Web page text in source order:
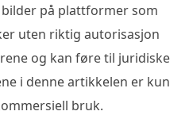
på plattformer som
uten riktig autorisasjon
og kan føre til juridiske
i denne artikkelen er kun
bruk.